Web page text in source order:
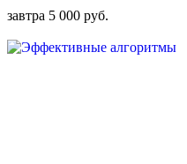
завтра 5 000 руб.